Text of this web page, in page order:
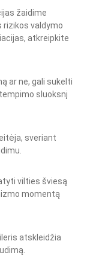
žaidime
rizikos valdymo
atkreipkite
ar ne, gali sukelti
sluoksnį
sveriant
vilties šviesą
momentą
atskleidžia